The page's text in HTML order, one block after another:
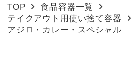
TOP
食品容器一覧
テイクアウト用使い捨て容器
アジロ・カレー・スペシャル